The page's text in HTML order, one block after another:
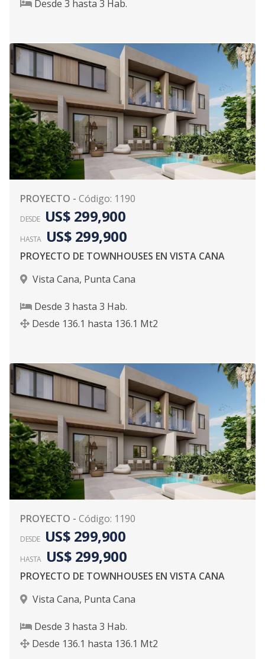
Desde 3 hasta 3 Hab.
PROYECTO - Código: 1190
DESDE US$ 299,900
HASTA US$ 299,900
PROYECTO DE TOWNHOUSES EN VISTA CANA
Vista Cana, Punta Cana
Desde 3 hasta 3 Hab.
Desde 136.1 hasta 136.1 Mt2
PROYECTO - Código: 1190
DESDE US$ 299,900
HASTA US$ 299,900
PROYECTO DE TOWNHOUSES EN VISTA CANA
Vista Cana, Punta Cana
Desde 3 hasta 3 Hab.
Desde 136.1 hasta 136.1 Mt2